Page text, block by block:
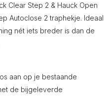
Clear Step 2 & Hauck Open
Autoclose 2 traphekje. Ideaal
nét iets breder is dan de
aan op je bestaande
de bijgeleverde